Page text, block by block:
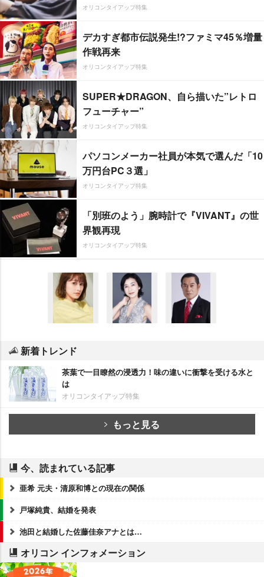
オリコンタイアップ特集
デカすぎ都市伝説発生!?ファミマ45％増量
作戦再来
オリコンタイアップ特集
SUPER★DRAGON、自ら描いた”レトロ
フューチャー”
オリコンタイアップ特集
パソコンメーカー社員が本気で選んだ「10
万円台PC３選」
オリコンタイアップ特集
「別班のよう」腕時計で『VIVANT』の世
界観再現
オリコンタイアップ特集
新着トレンド
茶葉で一目瞭然の浸透力！味の違いに衝撃を受ける水と
は
オリコンタイアップ特集
もっと見る
今、読まれている記事
亜希 元夫・清原和博との現在の関係
戸塚純貴、結婚を発表
池田と結婚した佐藤佳奈アナとは…
オリコン インフォメーション